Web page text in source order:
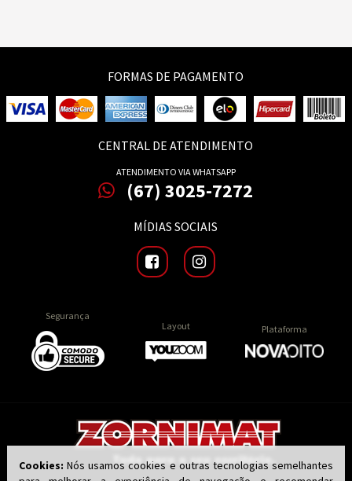
FORMAS DE PAGAMENTO
CENTRAL DE ATENDIMENTO
ATENDIMENTO VIA WHATSAPP
(67) 3025-7272
MÍDIAS SOCIAIS
Segurança
Layout
Plataforma
Cookies: Nós usamos cookies e outras tecnologias semelhantes